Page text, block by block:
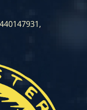
,